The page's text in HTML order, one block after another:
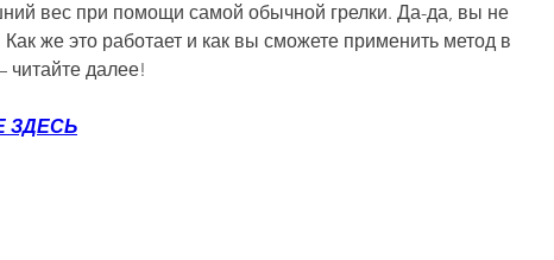
вес при помощи самой обычной грелки. Да-да, вы не
же это работает и как вы сможете применить метод в
читайте далее!
ЗДЕСЬ